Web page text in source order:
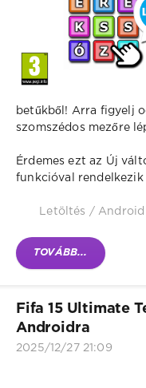
betűkből! Arra figyelj
szomszédos mezőre
Érdemes ezt az Új
funkcióval rendelkezik
Letöltés / Android
TOVÁBB...
Fifa 15 Ultimate
Androidra
2025/12/27 21:09